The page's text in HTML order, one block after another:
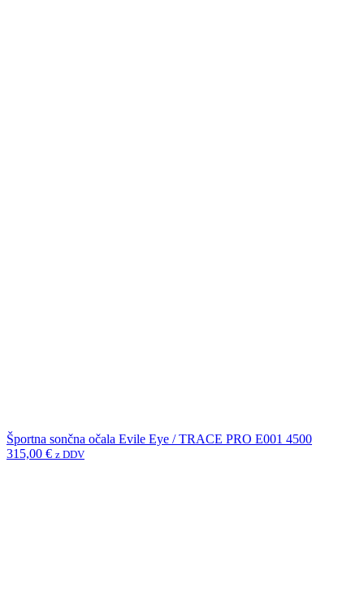
Športna sončna očala Evile Eye / TRACE PRO E001 4500
315,00 € z DDV